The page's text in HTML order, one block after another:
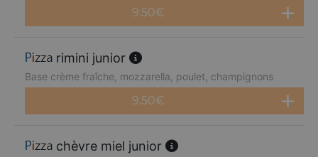
9.50€
rimini junior
Base crème fraîche, mozzarella, poulet, champignons
9.50€
chèvre miel junior